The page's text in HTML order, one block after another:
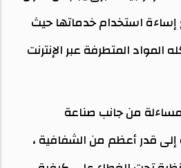
إساءة استخدام خدماتها حيث
المتطرفة عبر الإنترنت
من جانب صناعة
إلى قدر أعظم من الشفافية ،